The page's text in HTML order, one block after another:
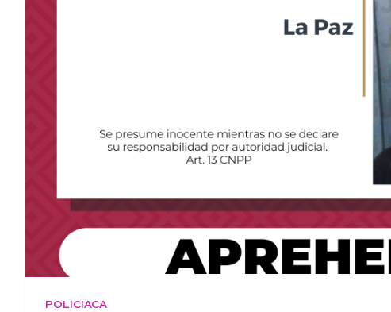
POLICIACA